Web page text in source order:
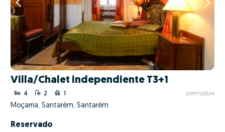
Villa/Chalet independiente T3+1
4 2 1 ZMPT533504
Moçarria, Santarém, Santarém
Reservado